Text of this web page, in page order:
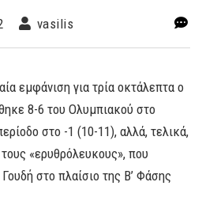
vasilis
εμφάνιση για τρία οκτάλεπτα ο
8-6 του Ολυμπιακού στο
στο -1 (10-11), αλλά, τελικά,
«ερυθρόλευκους», που
στο πλαίσιο της Β’ Φάσης